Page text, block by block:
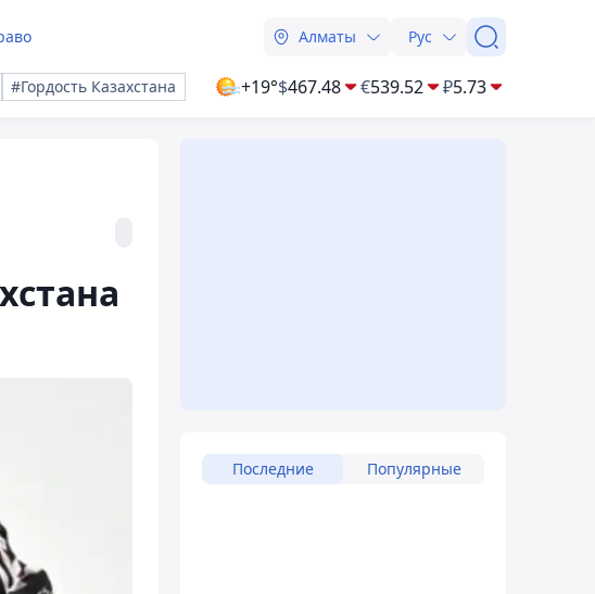
Алматы Рус
#Гордость Казахстана +19°$467.48 €539.52 ₽5.73
Последние Популярные